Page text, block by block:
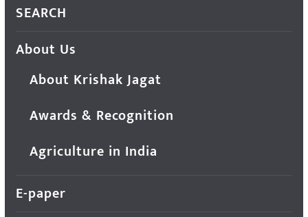
SEARCH
About Us
About Krishak Jagat
Awards & Recognition
Agriculture in India
E-paper